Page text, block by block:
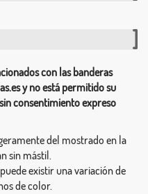
con las banderas
y no está permitido su
consentimiento expreso
del mostrado en la
sin mástil.
existir una variación de
de color.